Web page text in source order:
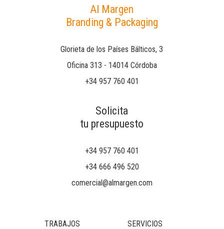
Al Margen
Branding & Packaging
Glorieta de los Países Bálticos, 3
Oficina 313 - 14014 Córdoba
+34 957 760 401
Solicita
tu presupuesto
+34 957 760 401
+34 666 496 520
comercial@almargen.com
TRABAJOS
SERVICIOS